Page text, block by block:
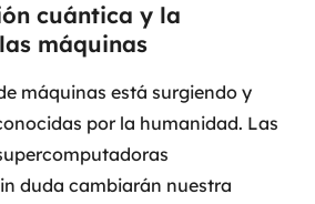
cuántica y la
máquinas
máquinas está surgiendo y
por la humanidad. Las
duda cambiarán nuestra